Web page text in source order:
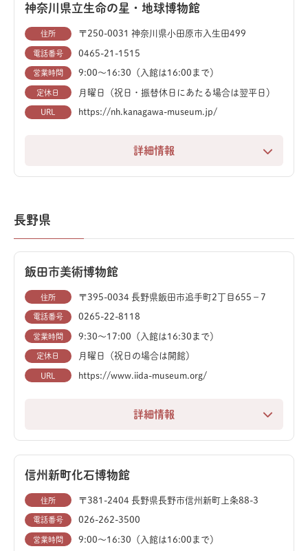
ミュージアムショップでは、神流町観光大使の「サウル
スくん」やタルボサウルスがプリントされたエコバッグ
など、お土産にぴったりなオリジナルグッズが豊富に揃
っています。
化」をテーマに、最新の研究に基づいた恐竜化石の展示
が楽しめます。
世界でも珍しい、しゃがんだ姿勢のティラノサウルスの
全身骨格は、向かいのトリケラトプスを待ち伏せしてい
るように展示され、大きな見どころとなっています。ま
た、尾以外の大部分が一個体分の実物化石であるトリケ
日本館では、日本列島の自然と私たちをテーマにした展
ュウの全身骨格に加え、頭骨などの実物化石も展示され
ています。
地球館1階の「地球史ナビゲーター」では、宇宙史・生
命史・人間史の物語を、標本や映像でたどることができ
ます。日本の暦や望遠鏡など、クラシカルな建物の中で
貴重な資料が多数紹介されています。
レストラン「ムーセイオン」では、恐竜の足跡を模した
気です。ミュージアムショップでは、フタバスズキリュ
しておすすめです。
恐竜や古生物から宇宙、科学技術まで、幅広いテーマを
神奈川県立生命の星・地球博物館
住所 〒250-0031 神奈川県小田原市入生田499
電話番号 0465-21-1515
営業時間 9:00〜16:30（入館は16:00まで）
定休日 月曜日（祝日・振替休日にあたる場合は翌平日）
URL https://nh.kanagawa-museum.jp/
詳細情報
地球誕生から生命の進化まで、圧倒的なスケールで学べ
広大な吹き抜けにそびえ立つディプロドクスやエドモン
恐竜以外にも、巨大アンモナイトや美しい鉱物など、地
球の壮大な歴史を物語る貴重な実物資料を多数展示。お
子様から大人まで、地球の過去から現在を楽しく、そし
て深く知ることができます。
自然科学や化石に興味がある方なら、絶対に満足できる
長野県
飯田市美術博物館
住所 〒395-0034 長野県飯田市追手町2丁目655−7
電話番号 0265-22-8118
営業時間 9:30〜17:00（入館は16:30まで）
定休日 月曜日（祝日の場合は開館）
URL https://www.iida-museum.org/
詳細情報
飯田市美術博物館は、美術・自然・科学を一度に楽しめ
る、ユニークな複合施設です。プラネタリウムも併設し
ており、幅広い好奇心を満たします。
来館者を出迎えるのは、ロビーに鎮座するスピノサウル
ス、ヴェロキラプトル、プロトケラトプスの恐竜骨格。
特に、全国的にも珍しいスピノサウルスの全身復元骨格
信州新町化石博物館
住所 〒381-2404 長野県長野市信州新町上条88-3
電話番号 026-262-3500
営業時間 9:00〜16:30（入館は16:00まで）